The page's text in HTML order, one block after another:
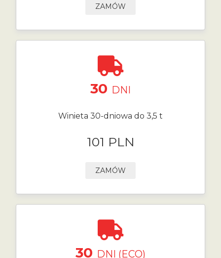
ZAMÓW
30 DNI
Winieta 30-dniowa do 3,5 t
101 PLN
ZAMÓW
30 DNI (ECO)